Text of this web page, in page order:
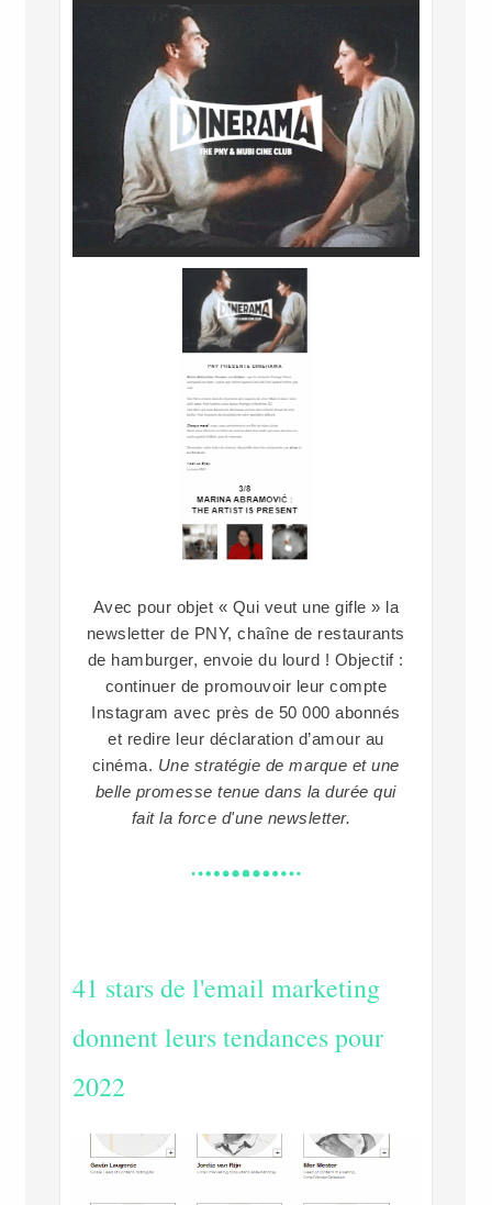
Avec pour objet « Qui veut une gifle » la
newsletter de PNY, chaîne de restaurants
de hamburger, envoie du lourd ! Objectif :
continuer de promouvoir leur compte
Instagram avec près de 50 000 abonnés
et redire leur déclaration d’amour au
cinéma. Une stratégie de marque et une
belle promesse tenue dans la durée qui
fait la force d'une newsletter.
41 stars de l'email marketing
donnent leurs tendances pour
2022